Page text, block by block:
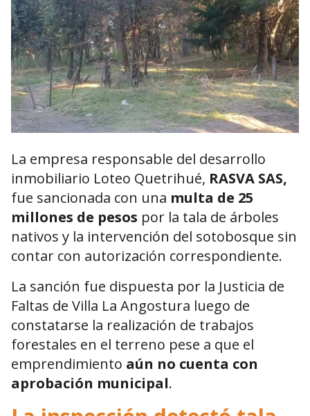
La empresa responsable del desarrollo
inmobiliario Loteo Quetrihué, RASVA SAS,
fue sancionada con una multa de 25
millones de pesos por la tala de árboles
nativos y la intervención del sotobosque sin
contar con autorización correspondiente.
La sanción fue dispuesta por la Justicia de
Faltas de Villa La Angostura luego de
constatarse la realización de trabajos
forestales en el terreno pese a que el
emprendimiento aún no cuenta con
aprobación municipal.